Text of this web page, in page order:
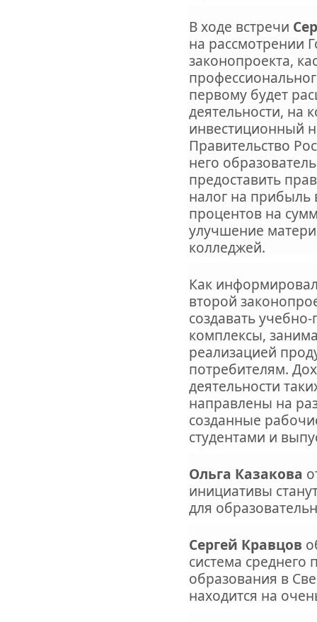
В ходе встречи
на рассмотрении
законопроекта,
первому будет
деятельности, на
инвестиционный
Правительство
него
предоставить
налог на прибыль
процентов на
улучшение
колледжей.
Как
второй
создавать
комплексы,
реализацией
потребителям.
деятельности
направлены на
созданные
студентами и
Ольга Казакова
инициативы
для
Сергей Кравцов
система среднего
образования в
находится на